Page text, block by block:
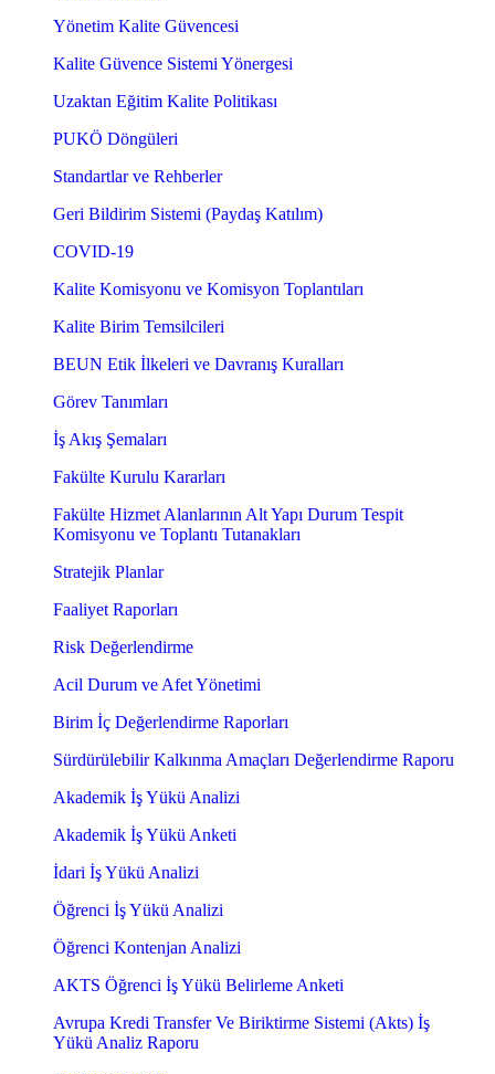
Yönetim Kalite Güvencesi
Kalite Güvence Sistemi Yönergesi
Uzaktan Eğitim Kalite Politikası
PUKÖ Döngüleri
Standartlar ve Rehberler
Geri Bildirim Sistemi (Paydaş Katılım)
COVID-19
Kalite Komisyonu ve Komisyon Toplantıları
Kalite Birim Temsilcileri
BEUN Etik İlkeleri ve Davranış Kuralları
Görev Tanımları
İş Akış Şemaları
Fakülte Kurulu Kararları
Fakülte Hizmet Alanlarının Alt Yapı Durum Tespit
Komisyonu ve Toplantı Tutanakları
Stratejik Planlar
Faaliyet Raporları
Risk Değerlendirme
Acil Durum ve Afet Yönetimi
Birim İç Değerlendirme Raporları
Sürdürülebilir Kalkınma Amaçları Değerlendirme Raporu
Akademik İş Yükü Analizi
Akademik İş Yükü Anketi
İdari İş Yükü Analizi
Öğrenci İş Yükü Analizi
Öğrenci Kontenjan Analizi
AKTS Öğrenci İş Yükü Belirleme Anketi
Avrupa Kredi Transfer Ve Biriktirme Sistemi (Akts) İş
Yükü Analiz Raporu